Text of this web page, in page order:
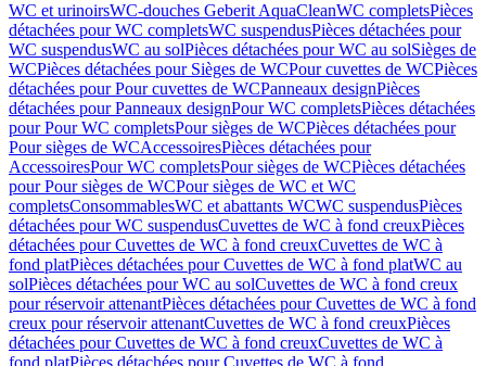
WC et urinoirsWC-douches Geberit AquaCleanWC completsPièces
détachées pour WC completsWC suspendusPièces détachées pour
WC suspendusWC au solPièces détachées pour WC au solSièges de
WCPièces détachées pour Sièges de WCPour cuvettes de WCPièces
détachées pour Pour cuvettes de WCPanneaux designPièces
détachées pour Panneaux designPour WC completsPièces détachées
pour Pour WC completsPour sièges de WCPièces détachées pour
Pour sièges de WCAccessoiresPièces détachées pour
AccessoiresPour WC completsPour sièges de WCPièces détachées
pour Pour sièges de WCPour sièges de WC et WC
completsConsommablesWC et abattants WCWC suspendusPièces
détachées pour WC suspendusCuvettes de WC à fond creuxPièces
détachées pour Cuvettes de WC à fond creuxCuvettes de WC à
fond platPièces détachées pour Cuvettes de WC à fond platWC au
solPièces détachées pour WC au solCuvettes de WC à fond creux
pour réservoir attenantPièces détachées pour Cuvettes de WC à fond
creux pour réservoir attenantCuvettes de WC à fond creuxPièces
détachées pour Cuvettes de WC à fond creuxCuvettes de WC à
fond platPièces détachées pour Cuvettes de WC à fond